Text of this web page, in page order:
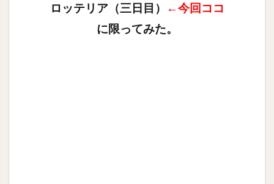
ロッテリア（三日目）
←今回ココ
に限ってみた。